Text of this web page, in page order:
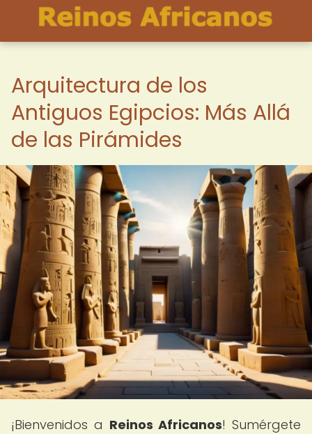
Arquitectura de los
Antiguos Egipcios: Más Allá
de las Pirámides
¡Bienvenidos a Reinos Africanos! Sumérgete